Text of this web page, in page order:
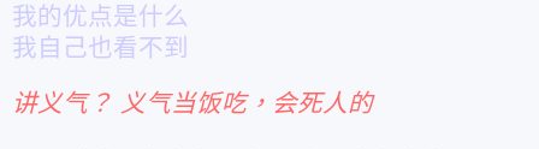
我的优点是什么
我自己也看不到
讲义气？ 义气当饭吃，会死人的